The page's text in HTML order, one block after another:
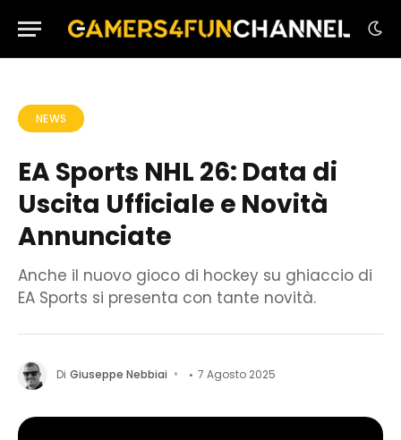
NEWS
EA Sports NHL 26: Data di
Uscita Ufficiale e Novità
Annunciate
Anche il nuovo gioco di hockey su ghiaccio di
EA Sports si presenta con tante novità.
Di Giuseppe Nebbiai 7 Agosto 2025